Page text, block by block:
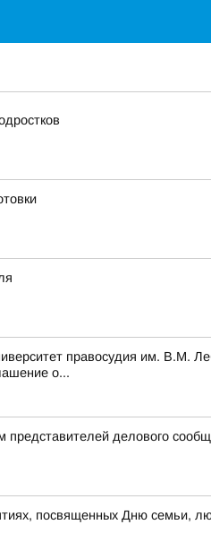
правосудия им.
о...
представителей делового
посвященных Дню семьи,